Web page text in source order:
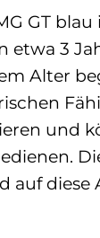
GT
etwa 3
Alter
und
auf diese